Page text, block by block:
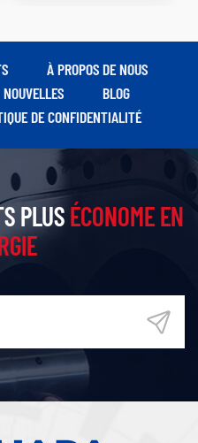
À PROPOS DE NOUS
NOUVELLES
BLOG
DE CONFIDENTIALITÉ
PLUSÉCONOME EN